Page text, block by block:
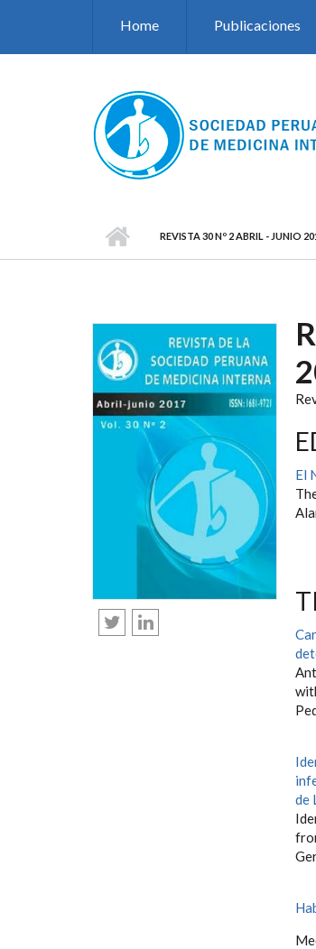
Home Publicaciones
REVISTA 30 Nº 2 ABRIL - JUNIO
El
de